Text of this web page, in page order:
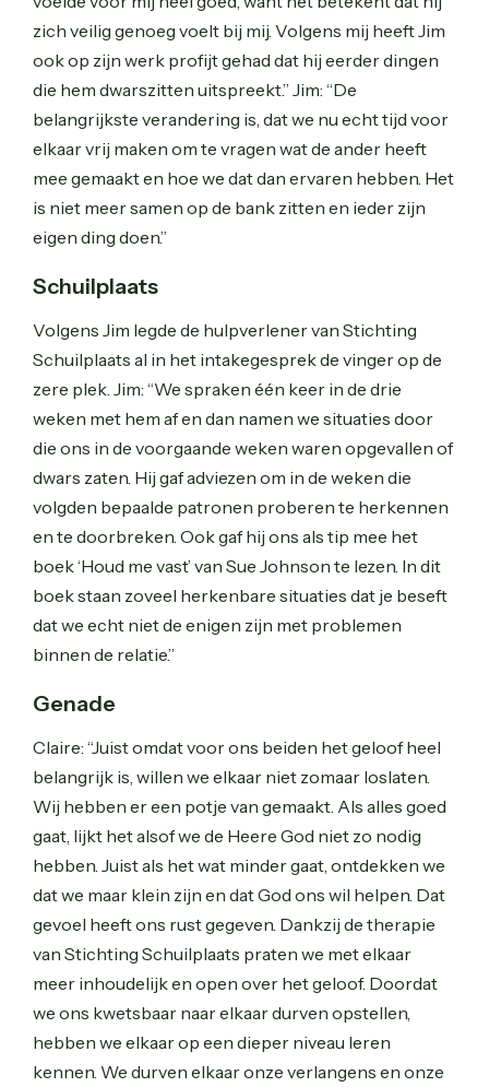
zich veilig genoeg voelt bij mij. Volgens mij heeft Jim
ook op zijn werk profijt gehad dat hij eerder dingen
die hem dwarszitten uitspreekt.” Jim: “De
belangrijkste verandering is, dat we nu echt tijd voor
elkaar vrij maken om te vragen wat de ander heeft
mee gemaakt en hoe we dat dan ervaren hebben. Het
is niet meer samen op de bank zitten en ieder zijn
eigen ding doen.”
Schuilplaats
Volgens Jim legde de hulpverlener van Stichting
Schuilplaats al in het intakegesprek de vinger op de
zere plek. Jim: “We spraken één keer in de drie
weken met hem af en dan namen we situaties door
die ons in de voorgaande weken waren opgevallen of
dwars zaten. Hij gaf adviezen om in de weken die
volgden bepaalde patronen proberen te herkennen
en te doorbreken. Ook gaf hij ons als tip mee het
boek ‘Houd me vast’ van Sue Johnson te lezen. In dit
boek staan zoveel herkenbare situaties dat je beseft
dat we echt niet de enigen zijn met problemen
binnen de relatie.”
Genade
Claire: “Juist omdat voor ons beiden het geloof heel
belangrijk is, willen we elkaar niet zomaar loslaten.
Wij hebben er een potje van gemaakt. Als alles goed
gaat, lijkt het alsof we de Heere God niet zo nodig
hebben. Juist als het wat minder gaat, ontdekken we
dat we maar klein zijn en dat God ons wil helpen. Dat
gevoel heeft ons rust gegeven. Dankzij de therapie
van Stichting Schuilplaats praten we met elkaar
meer inhoudelijk en open over het geloof. Doordat
we ons kwetsbaar naar elkaar durven opstellen,
hebben we elkaar op een dieper niveau leren
kennen. We durven elkaar onze verlangens en onze